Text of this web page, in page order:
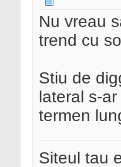
Nu vreau
trend cu
Stiu de
lateral s-
termen
Siteul tau